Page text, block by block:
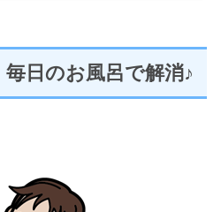
日のお風呂で解消♪